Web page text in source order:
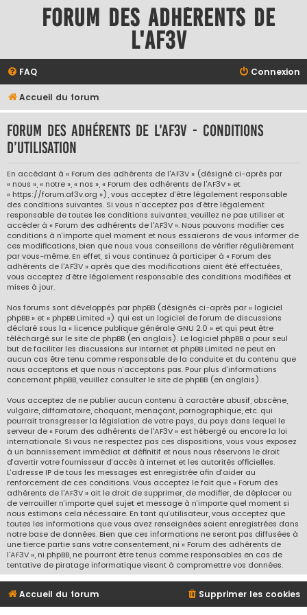
Forum des adhérents de
l'AF3V
FAQ Connexion
Accueil du forum
Forum des adhérents de l'AF3V - Conditions
d’utilisation
En accédant à « Forum des adhérents de l'AF3V » (désigné ci-après par
« nous », « notre », « nos », « Forum des adhérents de l'AF3V » et
« https://forum.af3v.org »), vous acceptez d’être légalement responsable
des conditions suivantes. Si vous n’acceptez pas d’être légalement
responsable de toutes les conditions suivantes, veuillez ne pas utiliser et
accéder à « Forum des adhérents de l'AF3V ». Nous pouvons modifier ces
conditions à n’importe quel moment et nous essaierons de vous informer de
ces modifications, bien que nous vous conseillons de vérifier régulièrement
par vous-même. En effet, si vous continuez à participer à « Forum des
adhérents de l'AF3V » après que des modifications aient été effectuées,
vous acceptez d’être légalement responsable des conditions modifiées et
mises à jour.
Nos forums sont développés par phpBB (désignés ci-après par « logiciel
phpBB » et « phpBB Limited ») qui est un logiciel de forum de discussions
déclaré sous la « licence publique générale GNU 2.0 » et qui peut être
téléchargé sur le site de phpBB (en anglais). Le logiciel phpBB a pour seul
but de faciliter les discussions sur internet et phpBB Limited ne peut en
aucun cas être tenu comme responsable de la conduite et du contenu que
nous acceptons et que nous n’acceptons pas. Pour plus d’informations
concernant phpBB, veuillez consulter le site de phpBB (en anglais).
Vous acceptez de ne publier aucun contenu à caractère abusif, obscène,
vulgaire, diffamatoire, choquant, menaçant, pornographique, etc. qui
pourrait transgresser la législation de votre pays, du pays dans lequel le
serveur de « Forum des adhérents de l'AF3V » est hébergé ou encore la loi
internationale. Si vous ne respectez pas ces dispositions, vous vous exposez
à un bannissement immédiat et définitif et nous nous réservons le droit
d’avertir votre fournisseur d’accès à internet et les autorités officielles.
L’adresse IP de tous les messages est enregistrée afin d’aider au
renforcement de ces conditions. Vous acceptez le fait que « Forum des
adhérents de l'AF3V » ait le droit de supprimer, de modifier, de déplacer ou
de verrouiller n’importe quel sujet et message à n’importe quel moment si
nous estimons cela nécessaire. En tant qu’utilisateur, vous acceptez que
toutes les informations que vous avez renseignées soient enregistrées dans
notre base de données. Bien que ces informations ne seront pas diffusées à
une tierce partie sans votre consentement, ni « Forum des adhérents de
l'AF3V », ni phpBB, ne pourront être tenus comme responsables en cas de
tentative de piratage informatique visant à compromettre vos données.
Accueil du forum Supprimer les cookies